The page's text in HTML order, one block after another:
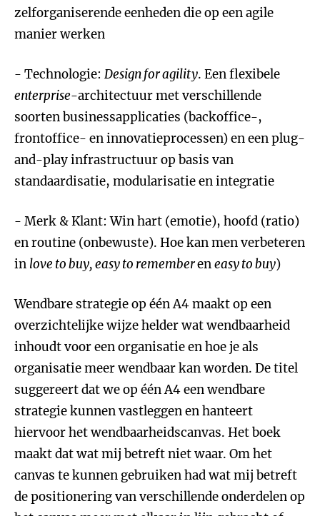
zelforganiserende eenheden die op een agile
manier werken
- Technologie: Design for agility. Een flexibele
enterprise-architectuur met verschillende
soorten businessapplicaties (backoffice-,
frontoffice- en innovatieprocessen) en een plug-
and-play infrastructuur op basis van
standaardisatie, modularisatie en integratie
- Merk & Klant: Win hart (emotie), hoofd (ratio)
en routine (onbewuste). Hoe kan men verbeteren
in love to buy, easy to remembereneasy to buy)
Wendbare strategie op één A4 maakt op een
overzichtelijke wijze helder wat wendbaarheid
inhoudt voor een organisatie en hoe je als
organisatie meer wendbaar kan worden. De titel
suggereert dat we op één A4 een wendbare
strategie kunnen vastleggen en hanteert
hiervoor het wendbaarheidscanvas. Het boek
maakt dat wat mij betreft niet waar. Om het
canvas te kunnen gebruiken had wat mij betreft
de positionering van verschillende onderdelen op